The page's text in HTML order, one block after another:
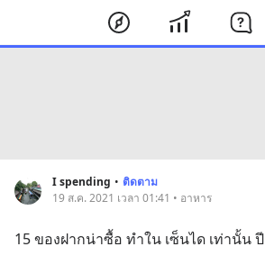
I spending • ติดตาม
19 ส.ค. 2021 เวลา 01:41 • อาหาร
15 ของฝากน่าซื้อ ทำใน เซ็นได เท่านั้น ปี